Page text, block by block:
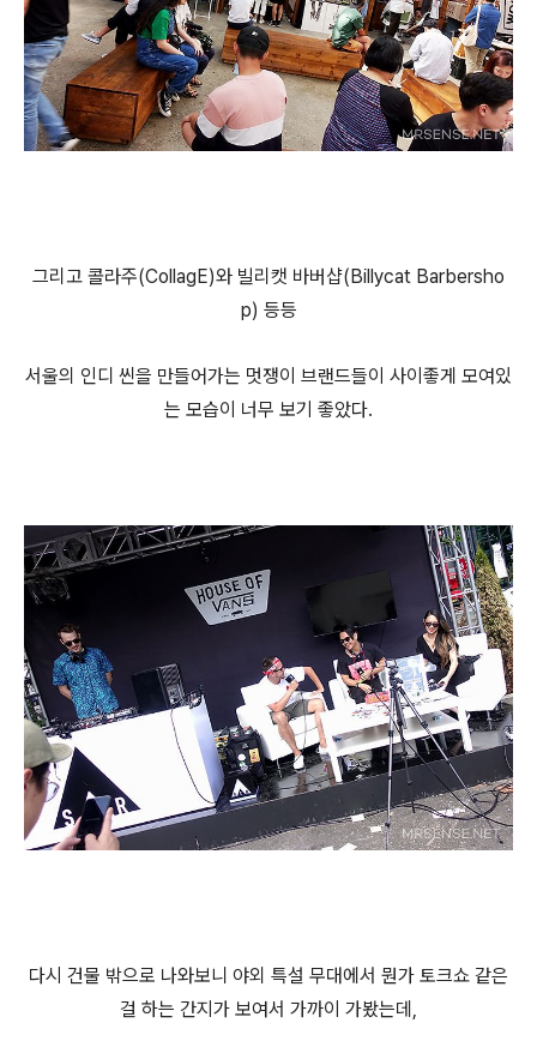
그리고 콜라주(CollagE)와 빌리캣 바버샵(Billycat Barbersho
p) 등등
서울의 인디 씬을 만들어가는 멋쟁이 브랜드들이 사이좋게 모여있
는 모습이 너무 보기 좋았다.
다시 건물 밖으로 나와보니 야외 특설 무대에서 뭔가 토크쇼 같은
걸 하는 간지가 보여서 가까이 가봤는데,